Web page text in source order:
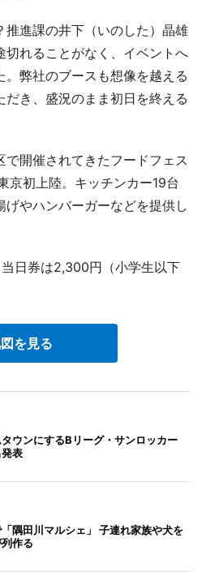
進課の井下（いのした）晶雄
切れることがなく、イベントへ
弊社のブースも想像を越える
き、盛況のまま初日を終える
開催されてきたフードフェス
京初上陸。キッチンカー19台
やハンバーガーなどを提供し
日券は2,300円（小学生以下
を見る
ウンにするBリーグ・サンロッカー
表
隅田川マルシェ」 子連れ家族や犬を
作る